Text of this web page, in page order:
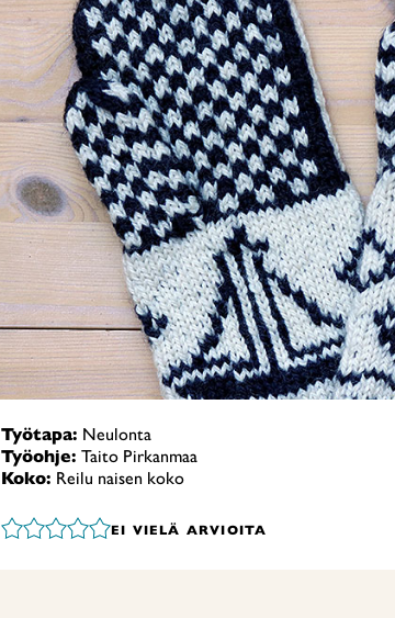
Työtapa: Neulonta
Työohje: Taito Pirkanmaa
Koko: Reilu naisen koko
EI VIELÄ ARVIOITA